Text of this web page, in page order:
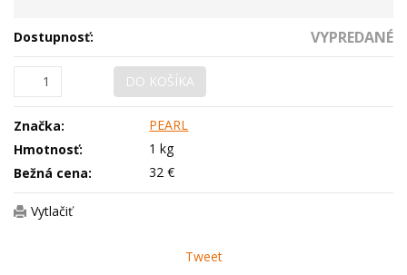
Dostupnosť: VYPREDANÉ
DO KOŠÍKA
Značka:
PEARL
Hmotnosť:
1 kg
Bežná cena:
32 €
Vytlačiť
Tweet